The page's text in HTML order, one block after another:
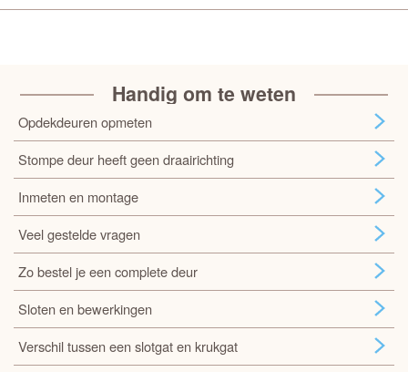
Handig om te weten
Opdekdeuren opmeten
Stompe deur heeft geen draairichting
Inmeten en montage
Veel gestelde vragen
Zo bestel je een complete deur
Sloten en bewerkingen
Verschil tussen een slotgat en krukgat